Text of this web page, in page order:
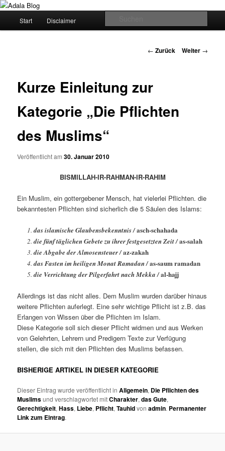
Zum
wechseln
Denn die Gerechtigkeit ist die Grundlage von allem!
Start Disclaimer
Beitrags-
← Zurück Weiter →
Kurze Einleitung zur
Kategorie „Die Pflichten
des Muslims“
Veröffentlicht am30. Januar 2010
BISMILLAH-IR-RAHMAN-IR-RAHIM
Ein Muslim, ein gottergebener Mensch, hat vielerlei Pflichten. die
bekanntesten Pflichten sind sicherlich die 5 Säulen des Islams:
das islamische Glaubensbekenntnis /asch-schahada
die fünf täglichen Gebete zu ihrer festgesetzten Zeit /as-salah
die Abgabe der Almosensteuer /az-zakah
das Fasten im heiligen Monat Ramadan /as-saum ramadan
die Verrichtung der Pilgerfahrt nach Mekka /al-hajj
Allerdings ist das nicht alles. Dem Muslim wurden darüber hinaus
weitere Pflichten auferlegt. Eine sehr wichtige Pflicht ist z.B. das
Erlangen von Wissen über die Pflichten im Islam.
Diese Kategorie soll sich dieser Pflicht widmen und aus Werken
von Gelehrten, Lehrern und Predigern Texte zur Verfügung
stellen, die sich mit den Pflichten des Muslims befassen.
BISHERIGE ARTIKEL IN DIESER KATEGORIE
Dieser Eintrag wurde veröffentlicht inAllgemein, Die Pflichten des
Muslimsund verschlagwortet mitCharakter,das Gute,
Gerechtigkeit,Hass, Liebe, Pflicht,Tauhidvonadmin. Permanenter
Link zum Eintrag.